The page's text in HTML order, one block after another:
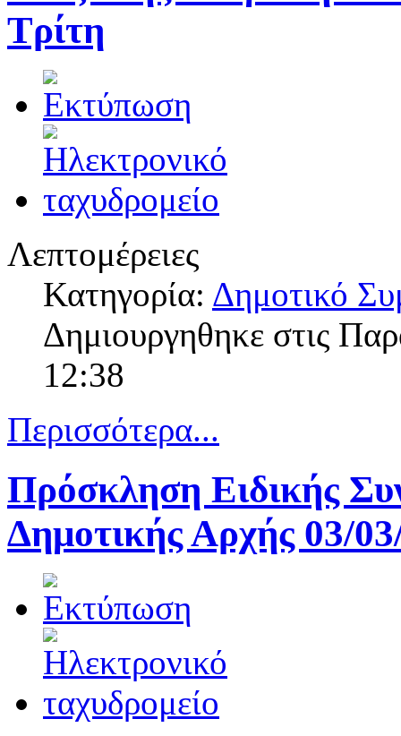
Τρίτη
Λεπτομέρειες
Κατηγορία: Δημοτικό
Δημιουργηθηκε στις
12:38
Περισσότερα...
Πρόσκληση Ειδικής
Δημοτικής Αρχής 03/